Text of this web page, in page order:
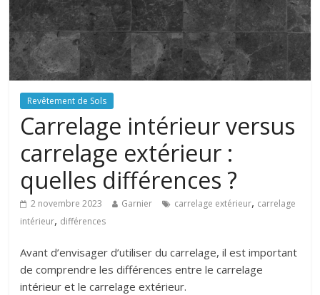
Revêtement de Sols
Carrelage intérieur versus
carrelage extérieur :
quelles différences ?
2 novembre 2023 Garnier carrelage extérieur, carrelage
intérieur, différences
Avant d’envisager d’utiliser du carrelage, il est important
de comprendre les différences entre le carrelage
intérieur et le carrelage extérieur.